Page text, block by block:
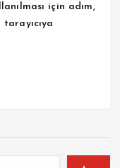
için adım,